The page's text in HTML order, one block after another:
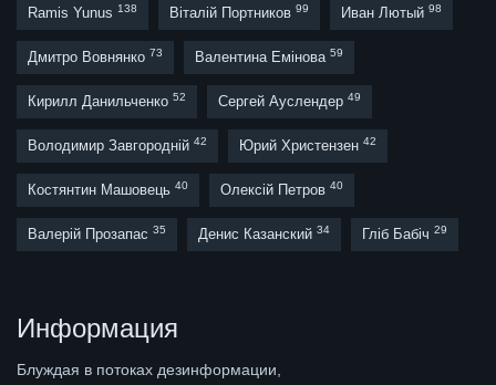
Ramis Yunus 138 Віталій Портников 99 Иван Лютый 98
Дмитро Вовнянко 73 Валентина Емінова 59
Кирилл Данильченко 52 Сергей Ауслендер 49
Володимир Завгородній 42 Юрий Христензен 42
Костянтин Машовець 40 Олексій Петров 40
Валерій Прозапас 35 Денис Казанский 34 Гліб Бабіч 29
Информация
Блуждая в потоках дезинформации,